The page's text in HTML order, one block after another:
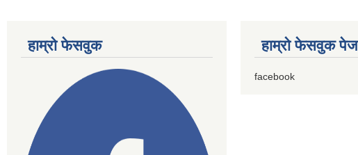
हाम्राे फेसवुक हाम्राे फेसवुक पेज
facebook